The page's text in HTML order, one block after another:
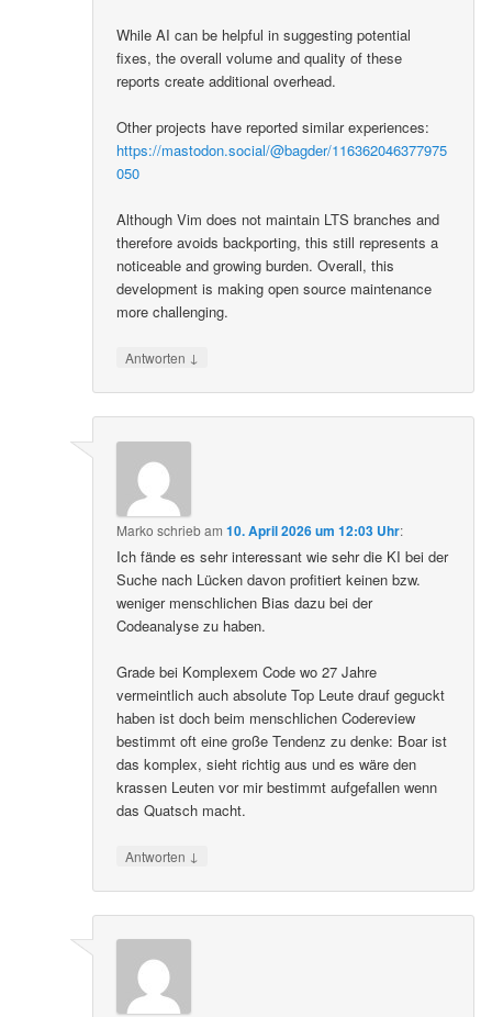
While AI can be helpful in suggesting potential
fixes, the overall volume and quality of these
reports create additional overhead.
Other projects have reported similar experiences:
https://mastodon.social/@bagder/116362046377975
050
Although Vim does not maintain LTS branches and
therefore avoids backporting, this still represents a
noticeable and growing burden. Overall, this
development is making open source maintenance
more challenging.
Antworten ↓
Marko schriebam10. April 2026 um 12:03 Uhr:
Ich fände es sehr interessant wie sehr die KI bei der
Suche nach Lücken davon profitiert keinen bzw.
weniger menschlichen Bias dazu bei der
Codeanalyse zu haben.
Grade bei Komplexem Code wo 27 Jahre
vermeintlich auch absolute Top Leute drauf geguckt
haben ist doch beim menschlichen Codereview
bestimmt oft eine große Tendenz zu denke: Boar ist
das komplex, sieht richtig aus und es wäre den
krassen Leuten vor mir bestimmt aufgefallen wenn
das Quatsch macht.
Antworten ↓